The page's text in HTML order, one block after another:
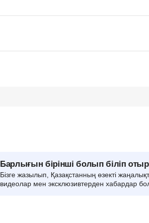
Барлығын бірінші болып біліп
Бізге жазылып, Қазақстанның өзекті
видеолар мен эксклюзивтерден хабардар